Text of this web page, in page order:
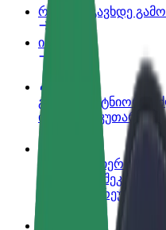
როგორ გავხდე
ინფო
გახდი პარტნიორი
იმუშავე საკუთარი
გახდი კურიერი
შეასრულე
ყოველკვირეულად